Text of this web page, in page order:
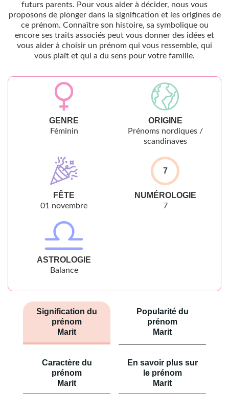
futurs parents. Pour vous aider à décider, nous vous
proposons de plonger dans la signification et les origines de
ce prénom. Connaître son histoire, sa symbolique ou
encore ses traits associés peut vous donner des idées et
vous aider à choisir un prénom qui vous ressemble, qui
vous plaît et qui a du sens pour votre famille.
GENRE
Féminin
ORIGINE
Prénoms nordiques /
scandinaves
FÊTE
01 novembre
7
NUMÉROLOGIE
7
ASTROLOGIE
Balance
Signification du
prénom
Marit
Popularité du
prénom
Marit
Caractère du
prénom
Marit
En savoir plus sur
le prénom
Marit